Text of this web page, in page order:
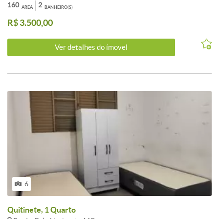
pequenos. . Localização entre as Avenidas do Contorno e Francisco
Sá. (CASA COM NECESSIDADE DE REFORMA, ESTUDA-SE
CARENCIA).
ÁREA
160 BANHEIRO(S)
2
R$ 3.500,00
Ver detalhes do ímovel
6
Quitinete, 1 Quarto